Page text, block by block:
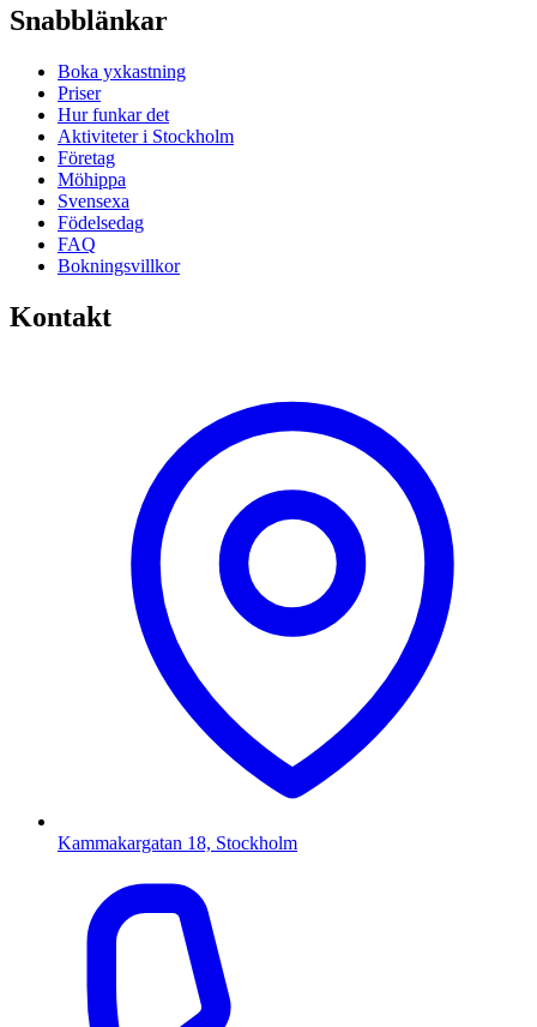
Snabblänkar
Boka yxkastning
Priser
Hur funkar det
Aktiviteter i Stockholm
Företag
Möhippa
Svensexa
Födelsedag
FAQ
Bokningsvillkor
Kontakt
Kammakargatan 18, Stockholm